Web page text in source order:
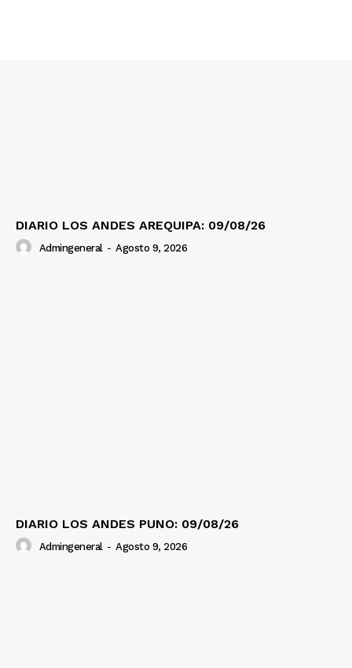
DIARIO LOS ANDES AREQUIPA: 09/08/26
Admingeneral - Agosto 9, 2026
DIARIO LOS ANDES PUNO: 09/08/26
Admingeneral - Agosto 9, 2026